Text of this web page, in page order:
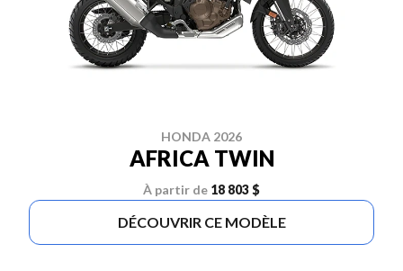
HONDA 2026
AFRICA TWIN
À partir de 18 803 $
DÉCOUVRIR CE MODÈLE